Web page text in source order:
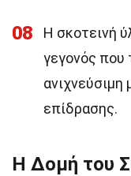
08
Η σκοτεινή
γεγονός που
επίδρασης.
Η Δομή του